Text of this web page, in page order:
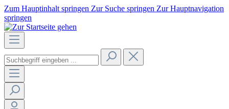
Zum Hauptinhalt springen Zur Suche springen Zur Hauptnavigation
springen